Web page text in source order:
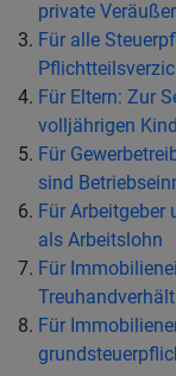
private
Für alle
Für Eltern: Zur
volljährigen
Für
sind
Für Arbeitgeber
als Arbeitslohn
Für
Für